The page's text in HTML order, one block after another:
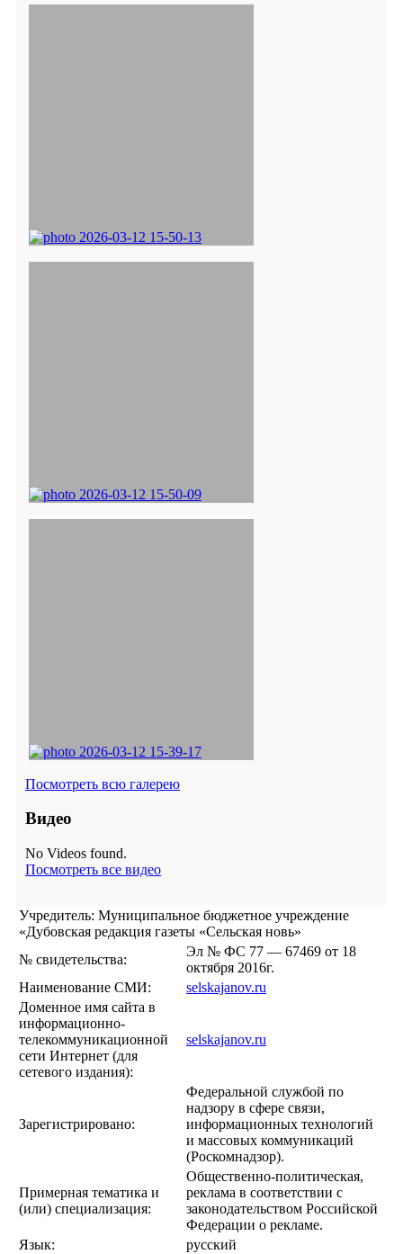
Посмотреть всю галерею
Видео
No Videos found.
Посмотреть все видео
Учредитель: Муниципальное бюджетное учреждение
«Дубовская редакция газеты «Сельская новь»
№ свидетельства:
Эл № ФС 77 — 67469 от 18
октября 2016г.
Наименование СМИ:
selskajanov.ru
Доменное имя сайта в
информационно-
телекоммуникационной
сети Интернет (для
сетевого издания):
selskajanov.ru
Зарегистрировано:
Федеральной службой по
надзору в сфере связи,
информационных технологий
и массовых коммуникаций
(Роскомнадзор).
Примерная тематика и
(или) специализация:
Общественно-политическая,
реклама в соответствии с
законодательством Российской
Федерации о рекламе.
Язык:
русский